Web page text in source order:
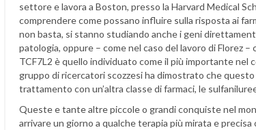
settore e lavora a Boston, presso la Harvard Medical
comprendere come possano influire sulla risposta ai
non basta, si stanno studiando anche i geni
patologia, oppure – come nel caso del lavoro di Florez
TCF7L2 è quello individuato come il più importante nel
gruppo di ricercatori scozzesi ha dimostrato che
trattamento con un’altra classe di farmaci, le
Queste e tante altre piccole o grandi conquiste nel
arrivare un giorno a qualche terapia più mirata e